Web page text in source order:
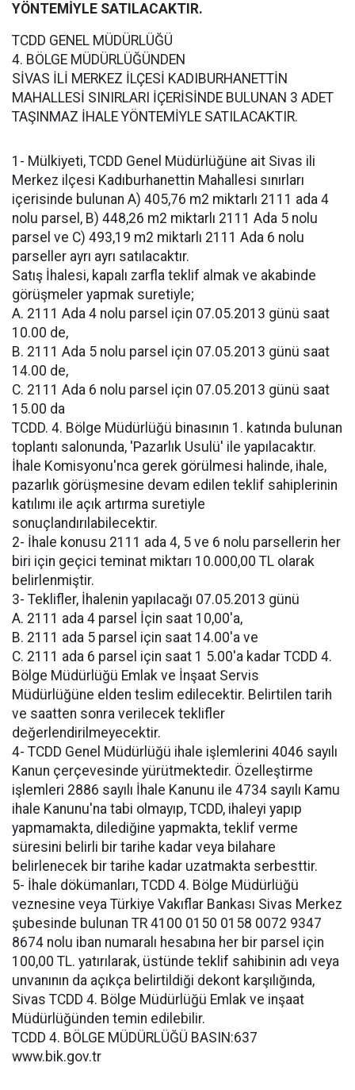
YÖNTEMİYLE SATILACAKTIR.
TCDD GENEL MÜDÜRLÜĞÜ
4. BÖLGE MÜDÜRLÜĞÜNDEN
SİVAS İLİ MERKEZ İLÇESİ KADIBURHANETTİN
MAHALLESİ SINIRLARI İÇERİSİNDE BULUNAN 3 ADET
TAŞINMAZ İHALE YÖNTEMİYLE SATILACAKTIR.
1- Mülkiyeti, TCDD Genel Müdürlüğüne ait Sivas ili
Merkez ilçesi Kadıburhanettin Mahallesi sınırları
içerisinde bulunan A) 405,76 m2 miktarlı 2111 ada 4
nolu parsel, B) 448,26 m2 miktarlı 2111 Ada 5 nolu
parsel ve C) 493,19 m2 miktarlı 2111 Ada 6 nolu
parseller ayrı ayrı satılacaktır.
Satış İhalesi, kapalı zarfla teklif almak ve akabinde
görüşmeler yapmak suretiyle;
A. 2111 Ada 4 nolu parsel için 07.05.2013 günü saat
10.00 de,
B. 2111 Ada 5 nolu parsel için 07.05.2013 günü saat
14.00 de,
C. 2111 Ada 6 nolu parsel için 07.05.2013 günü saat
15.00 da
TCDD. 4. Bölge Müdürlüğü binasının 1. katında bulunan
toplantı salonunda, 'Pazarlık Usulü' ile yapılacaktır.
İhale Komisyonu'nca gerek görülmesi halinde, ihale,
pazarlık görüşmesine devam edilen teklif sahiplerinin
katılımı ile açık artırma suretiyle
sonuçlandırılabilecektir.
2- İhale konusu 2111 ada 4, 5 ve 6 nolu parsellerin her
biri için geçici teminat miktarı 10.000,00 TL olarak
belirlenmiştir.
3- Teklifler, İhalenin yapılacağı 07.05.2013 günü
A. 2111 ada 4 parsel İçin saat 10,00'a,
B. 2111 ada 5 parsel için saat 14.00'a ve
C. 2111 ada 6 parsel için saat 1 5.00'a kadar TCDD 4.
Bölge Müdürlüğü Emlak ve İnşaat Servis
Müdürlüğüne elden teslim edilecektir. Belirtilen tarih
ve saatten sonra verilecek teklifler
değerlendirilmeyecektir.
4- TCDD Genel Müdürlüğü ihale işlemlerini 4046 sayılı
Kanun çerçevesinde yürütmektedir. Özelleştirme
işlemleri 2886 sayılı İhale Kanunu ile 4734 sayılı Kamu
ihale Kanunu'na tabi olmayıp, TCDD, ihaleyi yapıp
yapmamakta, dilediğine yapmakta, teklif verme
süresini belirli bir tarihe kadar veya bilahare
belirlenecek bir tarihe kadar uzatmakta serbesttir.
5- İhale dökümanları, TCDD 4. Bölge Müdürlüğü
veznesine veya Türkiye Vakıflar Bankası Sivas Merkez
şubesinde bulunan TR 4100 0150 0158 0072 9347
8674 nolu iban numaralı hesabına her bir parsel için
100,00 TL. yatırılarak, üstünde teklif sahibinin adı veya
unvanının da açıkça belirtildiği dekont karşılığında,
Sivas TCDD 4. Bölge Müdürlüğü Emlak ve inşaat
Müdürlüğünden temin edilebilir.
TCDD 4. BÖLGE MÜDÜRLÜĞÜ BASIN:637
www.bik.gov.tr